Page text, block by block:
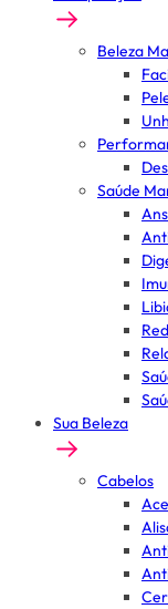
Beleza
Saúde
Sua Beleza
Cabelos